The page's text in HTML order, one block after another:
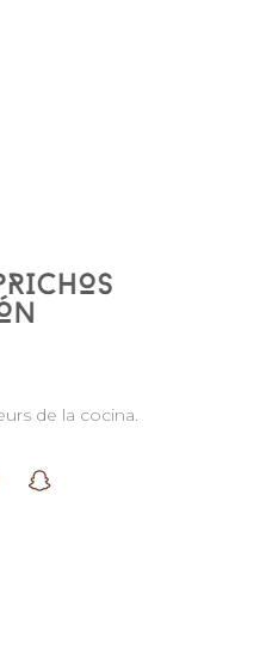
de la cocina.